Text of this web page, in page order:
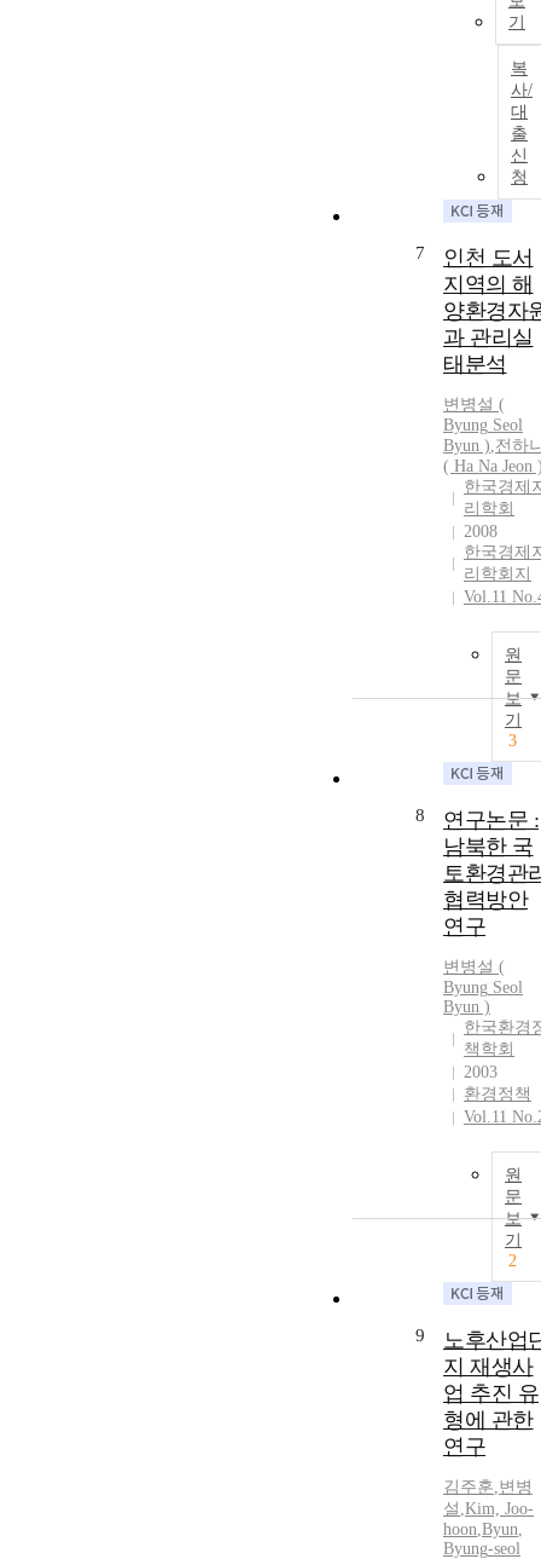
기
복
사/
대
출
신
청
7
인천 도서
지역의 해
양환경자
과 관리실
태분석
변병설 (
Byung Seol
Byun ),전하
( Ha Na Jeon
한국경제
리학회
2008
한국경제
리학회지
Vol.11
원
문
보
기
3
8
연구논문 :
남북한 국
토환경관
협력방안
연구
변병설 (
Byung Seol
Byun )
한국환경
책학회
2003
환경정책
Vol.11
원
문
보
기
2
9
노후산업
지 재생사
업 추진 유
형에 관한
연구
김주훈,변병
설 ,Kim, Joo-
hoon,Byun,
Byung-seol